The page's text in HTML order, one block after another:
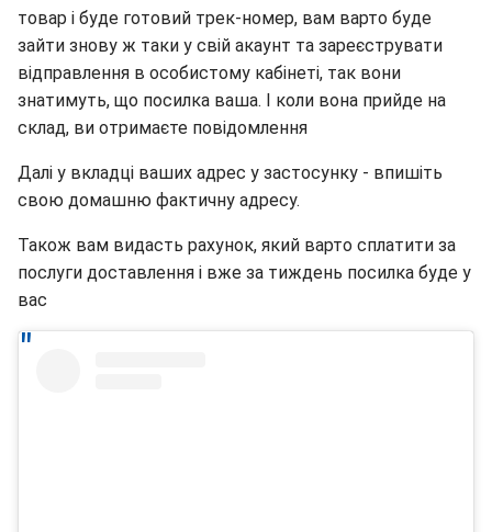
товар і буде готовий трек-номер, вам варто буде
зайти знову ж таки у свій акаунт та зареєструвати
відправлення в особистому кабінеті, так вони
знатимуть, що посилка ваша. І коли вона прийде на
склад, ви отримаєте повідомлення
Далі у вкладці ваших адрес у застосунку - впишіть
свою домашню фактичну адресу.
Також вам видасть рахунок, який варто сплатити за
послуги доставлення і вже за тиждень посилка буде у
вас